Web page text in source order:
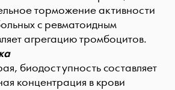
торможение активности
с ревматоидным
агрегацию тромбоцитов.
биодоступность составляет
концентрация в крови